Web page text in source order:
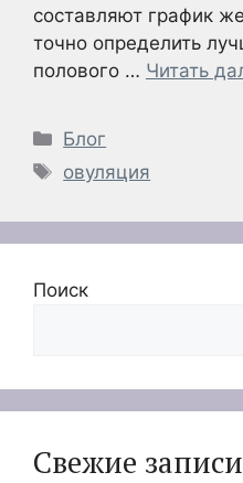
составляют график
точно определить
полового … Читать
Рубрики
Блог
Метки
овуляция
Поиск
Свежие записи